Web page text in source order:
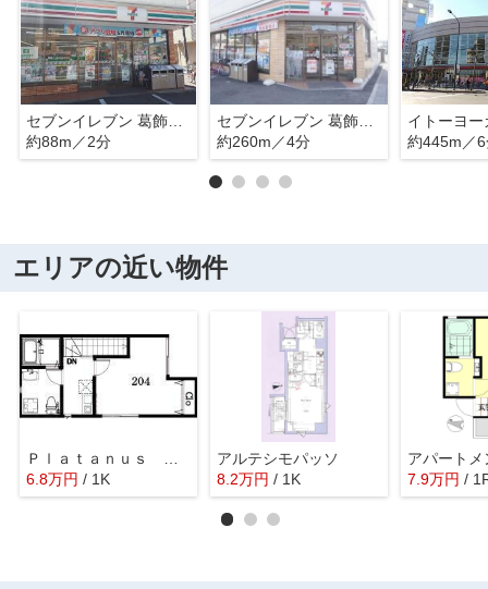
セブンイレブン 葛飾四つ木1丁目店
約88m／2分
セブンイレブン 葛飾水戸街道四つ木店
約260m／4分
約445m／
エリアの近い物件
Ｐｌａｔａｎｕｓ Ｃｏｕｒｔ
6.8万円 / 1K
アルテシモパッソ
8.2万円 / 1K 7.9万円 /